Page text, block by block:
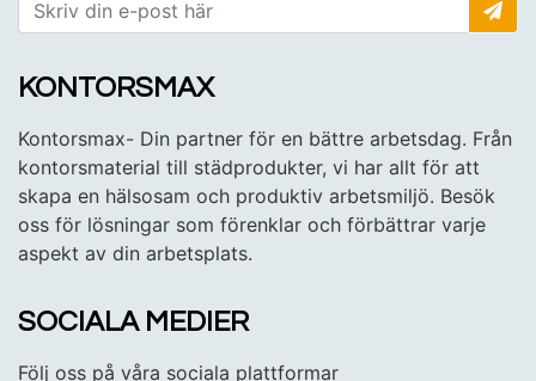
KONTORSMAX
Kontorsmax- Din partner för en bättre arbetsdag. Från
kontorsmaterial till städprodukter, vi har allt för att
skapa en hälsosam och produktiv arbetsmiljö. Besök
oss för lösningar som förenklar och förbättrar varje
aspekt av din arbetsplats.
SOCIALA MEDIER
Följ oss på våra sociala plattformar